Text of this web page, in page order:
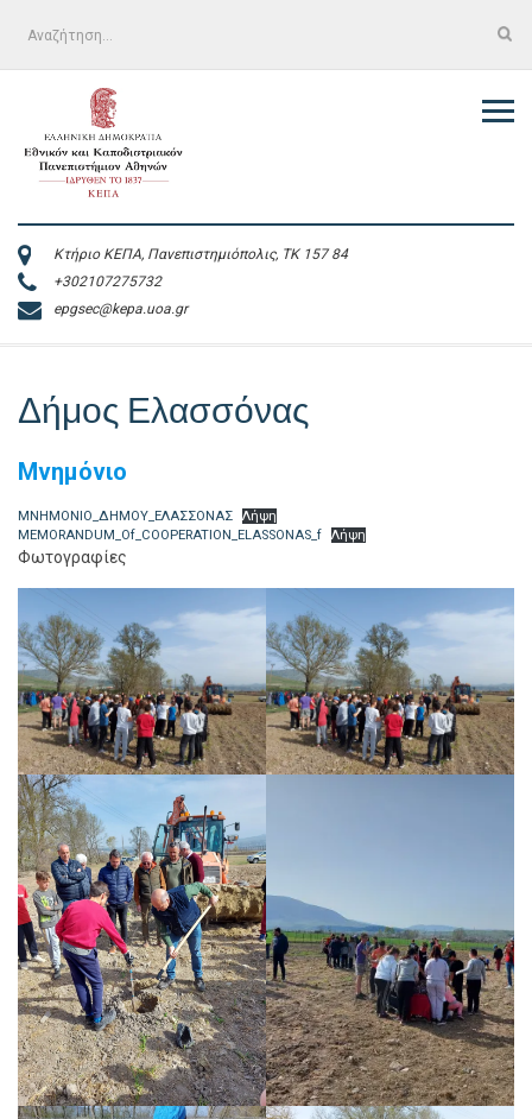
Αναζήτηση
Κτήριο ΚΕΠΑ, Πανεπιστημιόπολις, ΤΚ 157 84
+302107275732
epgsec@kepa.uoa.gr
Δήμος Ελασσόνας
Μνημόνιο
ΜΝΗΜΟΝΙΟ_ΔΗΜΟΥ_ΕΛΑΣΣΟΝΑΣ
Λήψη
MEMORANDUM_Of_COOPERATION_ELASSONAS_f
Λήψη
Φωτογραφίες